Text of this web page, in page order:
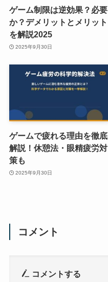
ゲーム制限は逆効果？必要
か？デメリットとメリット
を解説2025
2025年9月30日
ゲームで疲れる理由を徹底
解説！休憩法・眼精疲労対
策も
2025年9月30日
コメント
コメントする